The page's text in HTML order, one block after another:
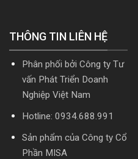
THÔNG TIN LIÊN HỆ
Phân phối bởi Công ty Tư
vấn Phát Triển Doanh
Nghiệp Việt Nam
Hotline: 0934.688.991
Sản phẩm của Công ty Cổ
Phần MISA